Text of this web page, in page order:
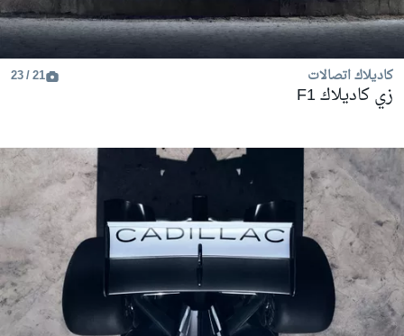
كاديلاك اتصالات 21 / 23
زي كاديلاك F1